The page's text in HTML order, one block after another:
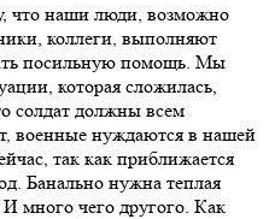
что наши люди, возможно
коллеги, выполняют
посильную помощь. Мы
которая сложилась,
солдат должны всем
военные нуждаются в нашей
так как приближается
Банально нужна теплая
много чего другого. Как